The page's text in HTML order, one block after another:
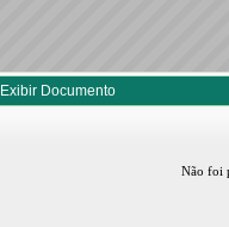
Exibir Documento
Não foi